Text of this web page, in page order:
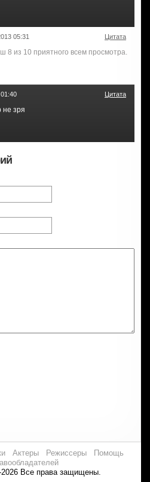
05:31 Цитата
8 из 10 приятного всем просмотра.
Цитата
не зря
Актеры Режиссеры
Помощь
Все права защищены.